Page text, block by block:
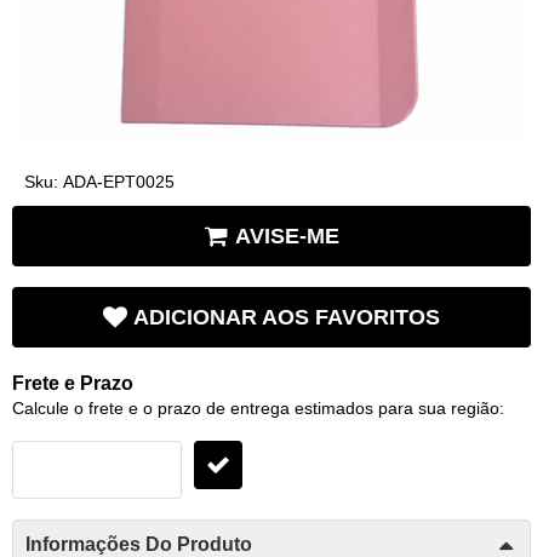
Sku: ADA-EPT0025
AVISE-ME
ADICIONAR AOS FAVORITOS
Frete e Prazo
Calcule o frete e o prazo de entrega estimados para sua região:
Informações Do Produto